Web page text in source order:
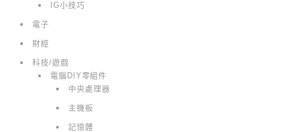
IG小技巧
電子
財經
科技/遊戲
電腦DIY零組件
中央處理器
主機板
記憶體